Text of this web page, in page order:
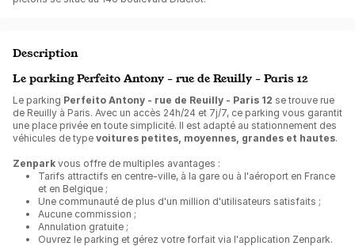
Description
Le parking Perfeito Antony - rue de Reuilly - Paris 12
Le parking Perfeito Antony - rue de Reuilly - Paris 12 se trouve rue
de Reuilly à Paris. Avec un accès 24h/24 et 7j/7, ce parking vous garantit
une place privée en toute simplicité. Il est adapté au stationnement des
véhicules de type voitures petites, moyennes, grandes et hautes.
Zenpark vous offre de multiples avantages :
Tarifs attractifs en centre-ville, à la gare ou à l'aéroport en France
et en Belgique ;
Une communauté de plus d'un million d'utilisateurs satisfaits ;
Aucune commission ;
Annulation gratuite ;
Ouvrez le parking et gérez votre forfait via l'application Zenpark.